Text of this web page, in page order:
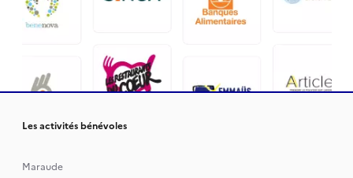
Les activités bénévoles
Maraude